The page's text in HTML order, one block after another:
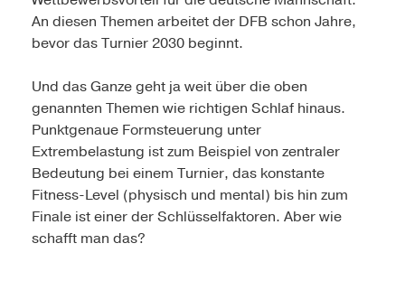
An diesen Themen arbeitet der DFB schon Jahre,
bevor das Turnier 2030 beginnt.
Und das Ganze geht ja weit über die oben
genannten Themen wie richtigen Schlaf hinaus.
Punktgenaue Formsteuerung unter
Extrembelastung ist zum Beispiel von zentraler
Bedeutung bei einem Turnier, das konstante
Fitness-Level (physisch und mental) bis hin zum
Finale ist einer der Schlüsselfaktoren. Aber wie
schafft man das?